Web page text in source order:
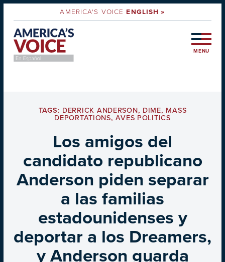
AMERICA'S VOICEENGLISH »
MENU
TAGS: DERRICK ANDERSON, DIME, MASS
DEPORTATIONS,AVES POLITICS
Los amigos del
candidato republicano
Anderson piden separar
a las familias
estadounidenses y
deportar a los Dreamers,
y Anderson guarda